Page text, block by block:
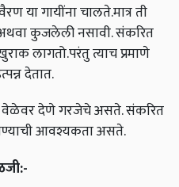
या गायींना चालते.मात्र ती
कुजलेली नसावी.संकरित
लागतो.परंतु त्याच प्रमाणे
देतात.
वेळेवर देणे गरजेचे असते.संकरित
आवश्यकता असते.
:-